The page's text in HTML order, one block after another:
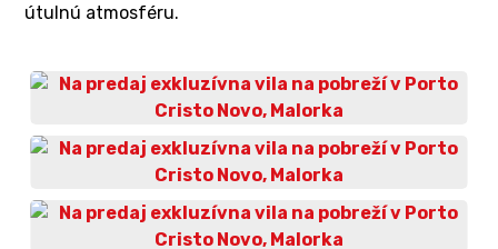
útulnú atmosféru.